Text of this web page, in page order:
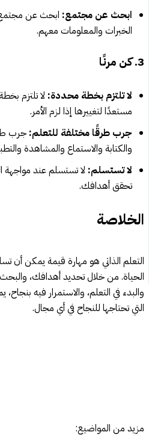
ابحث عن مجتمع: ابحث عن مجتمع
الخبرات والمعلومات معهم.
3. كن مرنًا
لا تلتزم بخطة محددة: لا تلتزم
مستعدًا لتغييرها إذا لزم الأمر.
جرب طرقًا مختلفة للتعلم:جرب
والكتابة والاستماع والمشاهدة
لا تستسلم: لا تستسلم عند مواجهة
تحقق أهدافك.
الخلاصة
التعلم الذاتي هو مهارة قيمة يمكن أن
الحياة. من خلال تحديد أهدافك،
والبدء في التعلم، والاستمرار فيه
التي تحتاجها للنجاح في أي مجال.
مزيد من المواضيع: